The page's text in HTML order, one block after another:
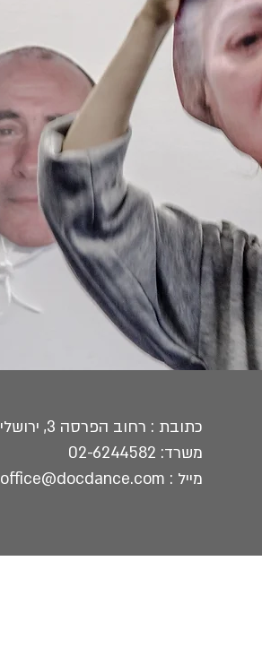
כתובת : רחוב הפרסה 3, ירושלים
משרד:
02-6244582
מייל : office@docdance.com